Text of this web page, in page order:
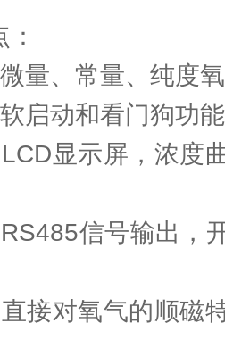
、常量、纯度氧
动和看门狗功能
显示屏，浓度曲
信号输出，开
对氧气的顺磁特